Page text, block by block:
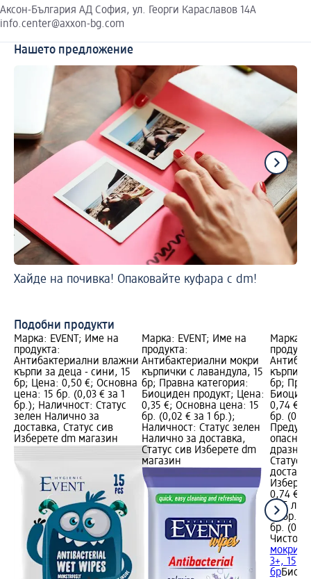
Аксон-България АД София, ул. Георги Караславов 14А
info.center@axxon-bg.com
Нашето предложение
Хайде на почивка! Опаковайте куфара с dm!
Подобни продукти
Марка: EVENT; Име на
продукта:
Антибактериални влажни
кърпи за деца - сини, 15
бр; Цена: 0,50 €; Основна
цена: 15 бр. (0,03 € за 1
бр.); Наличност: Статус
зелен Налично за
доставка, Статус сив
Изберете dm магазин
Марка: EVENT; Име на
продукта:
Антибактериални мокри
кърпички с лавандула, 15
бр; Правна категория:
Биоциден продукт; Цена:
0,35 €; Основна цена: 15
бр. (0,02 € за 1 бр.);
Наличност: Статус зелен
Налично за доставка,
Статус сив Изберете dm
магазин
Марка:
бр;
0,74 €;
бр.
Статус
0,74 €
1,45 лв.
15 бр.
бр.
Чисто
мокри
3+, 15
бр